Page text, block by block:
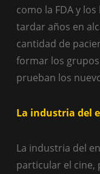
como la FDA y
tardar años en
cantidad de
formar los
prueban los
La industria del
La industria del
particular el cine,